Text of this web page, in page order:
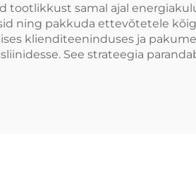
samal ajal
ning pakkuda ettevõtetele
klienditeeninduses ja
See strateegia